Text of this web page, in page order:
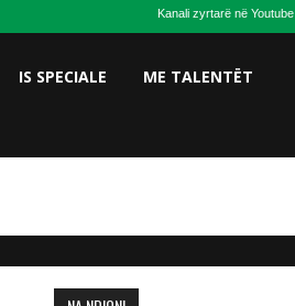
Kanali zyrtarë në Youtube
IS SPECIALE ME TALENTËT